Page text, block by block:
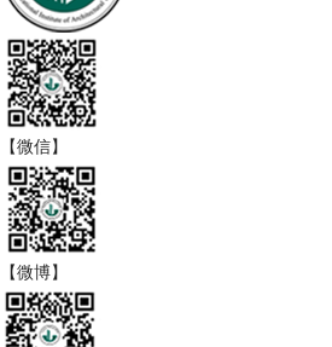
【微信】
【微博】